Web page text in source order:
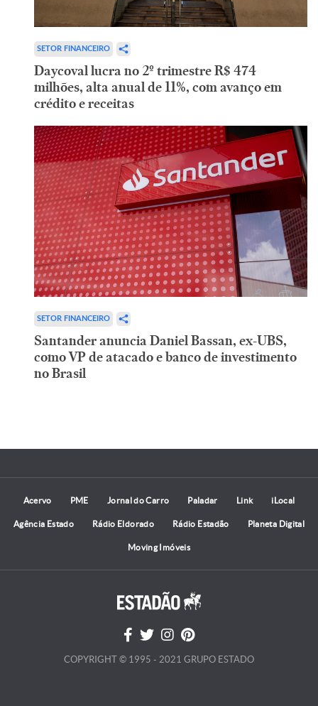
SETOR FINANCEIRO
Daycoval lucra no 2º trimestre R$ 474
milhões, alta anual de 11%, com avanço em
crédito e receitas
SETOR FINANCEIRO
Santander anuncia Daniel Bassan, ex-UBS,
como VP de atacado e banco de investimento
no Brasil
Acervo PME Jornal do Carro Paladar Link iLocal
Agência Estado Rádio Eldorado Rádio Estadão Planeta Digital
Moving Imóveis
COPYRIGHT © 1995 - 2021 GRUPO ESTADO